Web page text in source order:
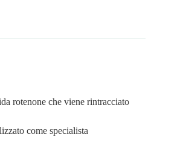
rotenone che viene rintracciato
come specialista